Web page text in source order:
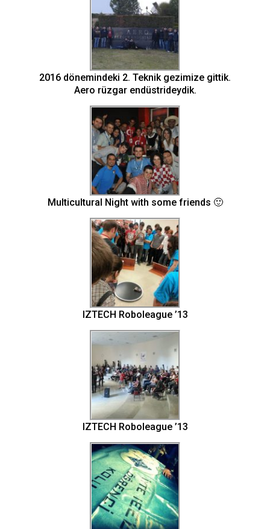
2016 dönemindeki 2. Teknik gezimize gittik.
Aero rüzgar endüstrideydik.
Multicultural Night with some friends 🙂
IZTECH Roboleague ’13
IZTECH Roboleague ’13